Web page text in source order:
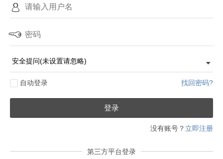
自动登录 找回密码?
登录
没有账号？ 立即注册
第三方平台登录